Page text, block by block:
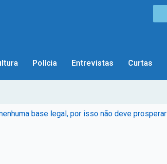
Polícia Entrevistas Curtas
base legal, por isso não deve prosperar